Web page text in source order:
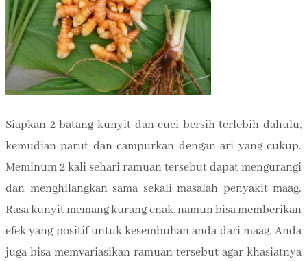
Siapkan 2 batang kunyit dan cuci bersih terlebih dahulu,
kemudian parut dan campurkan dengan ari yang cukup.
Meminum 2 kali sehari ramuan tersebut dapat mengurangi
dan menghilangkan sama sekali masalah penyakit maag.
Rasa kunyit memang kurang enak, namun bisa memberikan
efek yang positif untuk kesembuhan anda dari maag. Anda
juga bisa memvariasikan ramuan tersebut agar khasiatnya